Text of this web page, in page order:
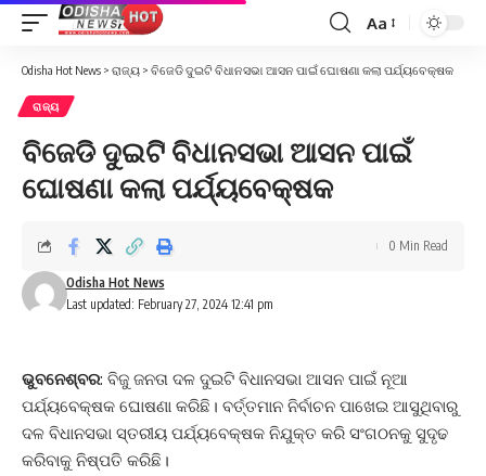
Font
Resizer
Aa
Odisha Hot News > ରାଜ୍ୟ > ବିଜେଡି ଦୁଇଟି ବିଧାନସଭା ଆସନ ପାଇଁ ଘୋଷଣା କଲା ପର୍ଯ୍ୟବେକ୍ଷକ
ରାଜ୍ୟ
ବିଜେଡି ଦୁଇଟି ବିଧାନସଭା ଆସନ ପାଇଁ
ଘୋଷଣା କଲା ପର୍ଯ୍ୟବେକ୍ଷକ
Last updated: February 27, 2024 12:41 pm
Odisha Hot News
0 Min Read
ଭୁବନେଶ୍ବର: ବିଜୁ ଜନତା ଦଳ ଦୁଇଟି ବିଧାନସଭା ଆସନ ପାଇଁ ନୂଆ
ପର୍ଯ୍ୟବେକ୍ଷକ ଘୋଷଣା କରିଛି। ବର୍ତ୍ତମାନ ନିର୍ବାଚନ ପାଖେଇ ଆସୁଥିବାରୁ
ଦଳ ବିଧାନସଭା ସ୍ତରୀୟ ପର୍ଯ୍ୟବେକ୍ଷକ ନିଯୁକ୍ତ କରି ସଂଗଠନକୁ ସୁଦୃଢ
କରିବାକୁ ନିଷ୍ପତି କରିଛି।